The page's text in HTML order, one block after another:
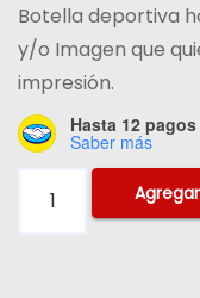
Botella deportiva
y/o Imagen que
impresión.
Hasta 12
Saber más